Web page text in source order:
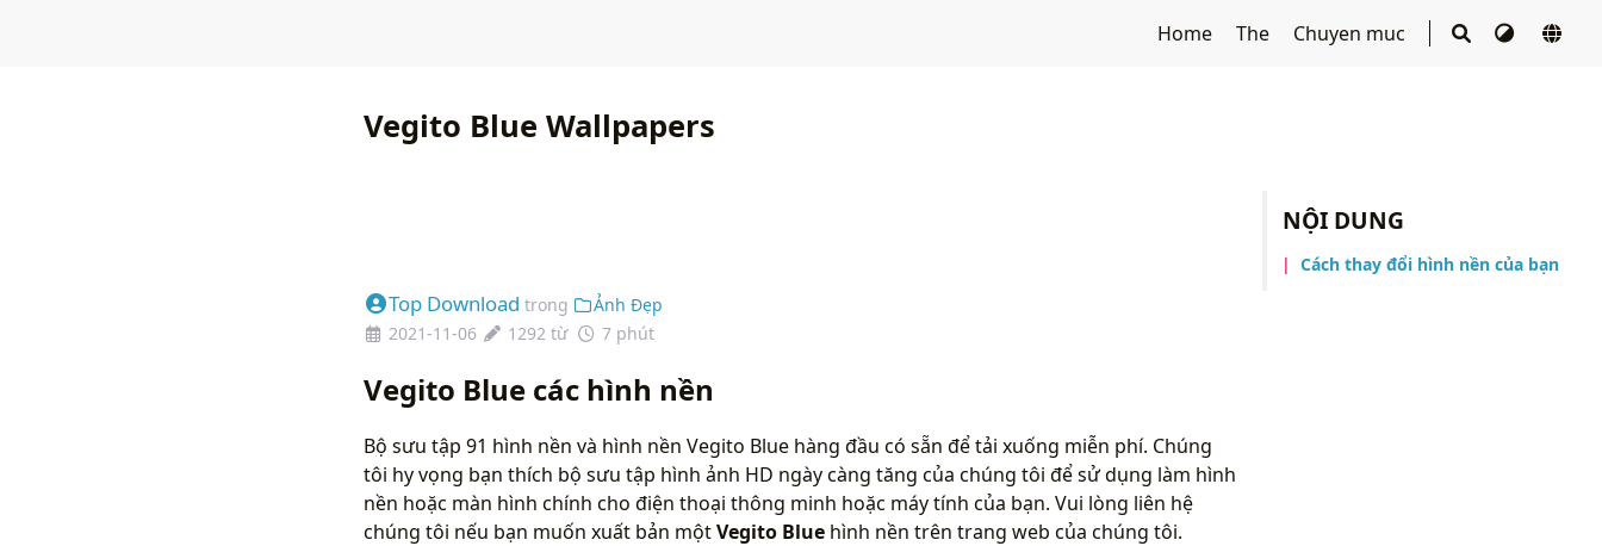
Home The Chuyen muc
NỘI DUNG
Cách thay đổi hình nền của bạn
Vegito Blue Wallpapers
Top Download trong
Ảnh Đẹp
2021-11-06
1292 từ 7 phút
Vegito Blue các hình nền
Bộ sưu tập 91 hình nền và hình nền Vegito Blue hàng đầu có sẵn để tải xuống miễn phí. Chúng
tôi hy vọng bạn thích bộ sưu tập hình ảnh HD ngày càng tăng của chúng tôi để sử dụng làm hình
nền hoặc màn hình chính cho điện thoại thông minh hoặc máy tính của bạn. Vui lòng liên hệ
chúng tôi nếu bạn muốn xuất bản mộtVegito Bluehình nền trên trang web của chúng tôi.